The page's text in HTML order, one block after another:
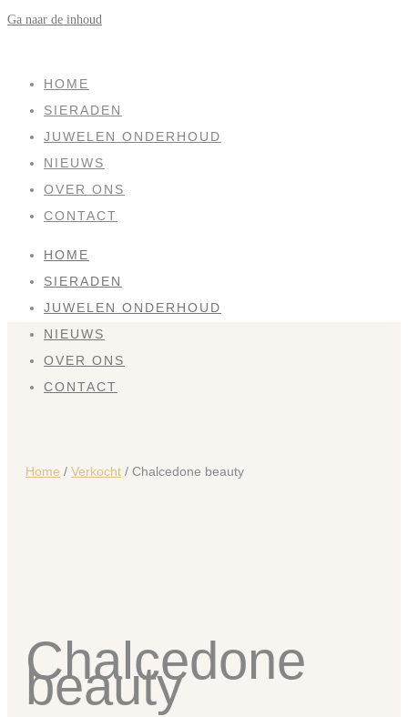
Ga naar de inhoud
HOME
SIERADEN
JUWELEN ONDERHOUD
NIEUWS
OVER ONS
CONTACT
HOME
SIERADEN
JUWELEN ONDERHOUD
NIEUWS
OVER ONS
CONTACT
Home / Verkocht / Chalcedone beauty
SOLD
Chalcedone
beauty